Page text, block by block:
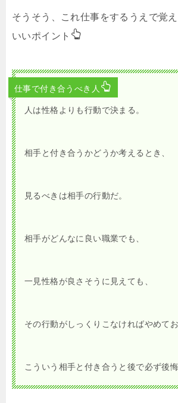
そうそう、これ仕事をするうえで覚
いいポイント
仕事で付き合うべき人
人は性格よりも行動で決まる。
相手と付き合うかどうか考えるとき、
見るべきは相手の行動だ。
相手がどんなに良い職業でも、
一見性格が良さそうに見えても、
その行動がしっくりこなければやめて
こういう相手と付き合うと後で必ず後悔